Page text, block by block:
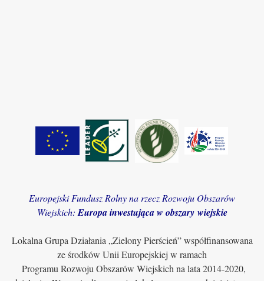
Europejski Fundusz Rolny na rzecz Rozwoju Obszarów
Wiejskich: Europa inwestująca w obszary wiejskie
Lokalna Grupa Działania „Zielony Pierścień” współfinansowana
ze środków Unii Europejskiej w ramach
Programu Rozwoju Obszarów Wiejskich na lata 2014-2020,